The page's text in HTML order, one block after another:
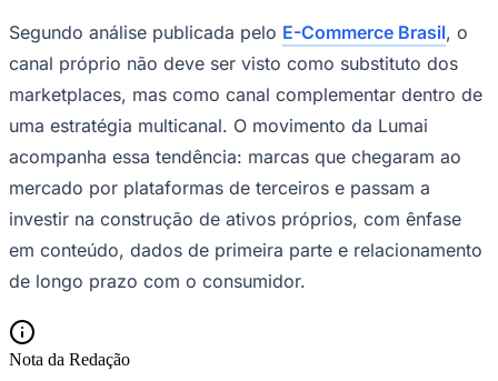
Segundo análise publicada pelo E-Commerce Brasil, o
canal próprio não deve ser visto como substituto dos
marketplaces, mas como canal complementar dentro de
uma estratégia multicanal. O movimento da Lumai
acompanha essa tendência: marcas que chegaram ao
mercado por plataformas de terceiros e passam a
investir na construção de ativos próprios, com ênfase
em conteúdo, dados de primeira parte e relacionamento
de longo prazo com o consumidor.
Nota da Redação